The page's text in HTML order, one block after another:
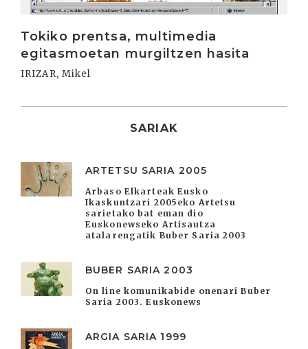
Tokiko prentsa, multimedia
egitasmoetan murgiltzen hasita
IRIZAR, Mikel
SARIAK
ARTETSU SARIA 2005
Arbaso Elkarteak Eusko
Ikaskuntzari 2005eko Artetsu
sarietako bat eman dio
Euskonewseko Artisautza
atalarengatik Buber Saria 2003
BUBER SARIA 2003
On line komunikabide onenari Buber
Saria 2003. Euskonews
ARGIA SARIA 1999